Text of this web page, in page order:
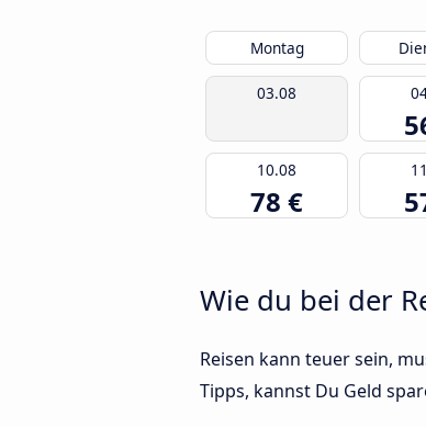
Montag
03.08
10.08
78 €
Wie du bei der
Reisen kann teuer sein,
Tipps, kannst Du Geld